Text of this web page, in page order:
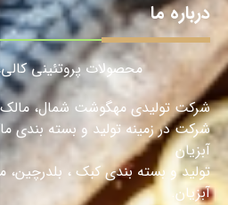
درباره ما
محصولات پروتئینی
شرکت تولیدی مهگوشت شمال، مالک
شرکت در زمینه تولید و بسته بندی
آبزیان
تولید و بسته بندی کبک ،
آبزیان.